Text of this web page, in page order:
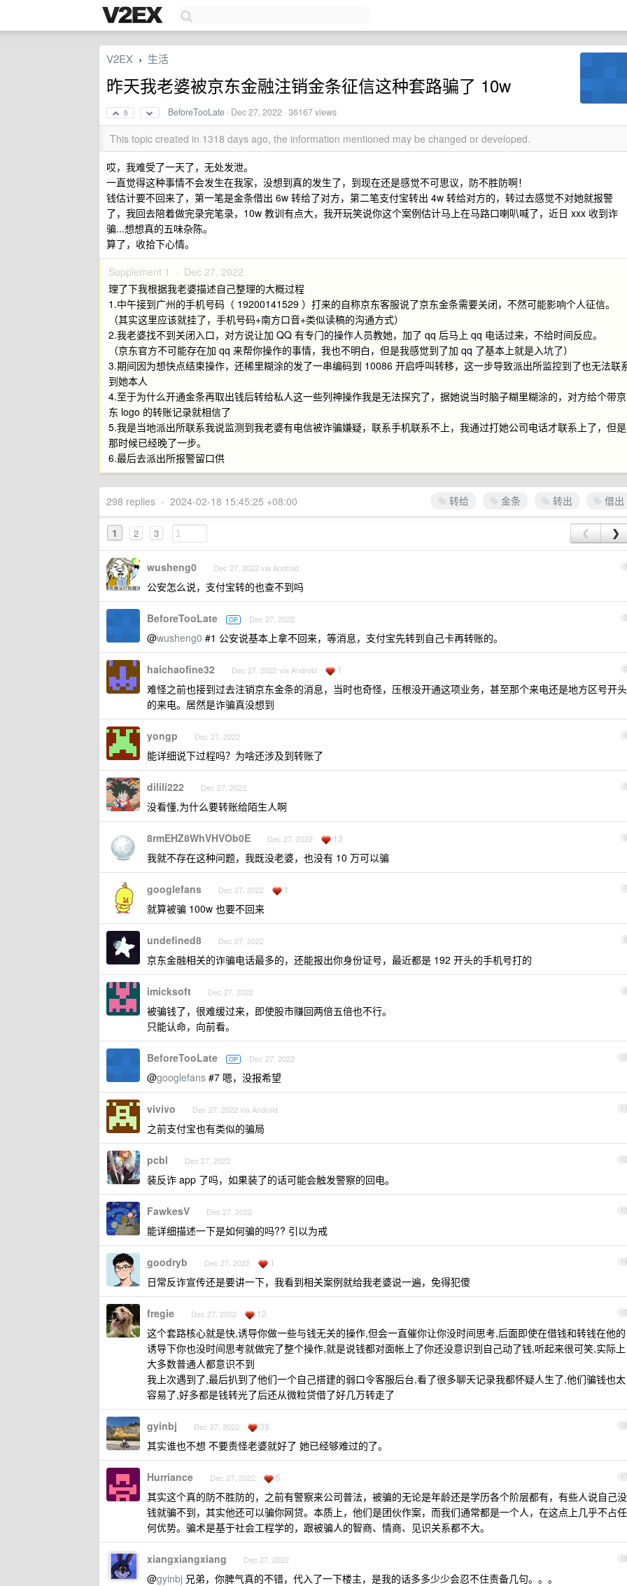
V2EX › 生活
昨天我老婆被京东金融注销金条征信这种套路骗了 10w
5 BeforeTooLate · Dec 27, 2022 · 36167 views
This topic created in 1318 days ago, the information mentioned may be changed or developed.
哎，我难受了一天了，无处发泄。
一直觉得这种事情不会发生在我家，没想到真的发生了，到现在还是感觉不可思议，防不胜防啊！
钱估计要不回来了，第一笔是金条借出 6w 转给了对方，第二笔支付宝转出 4w 转给对方的，转过去感觉不对她就报警
了，我回去陪着做完录完笔录，10w 教训有点大，我开玩笑说你这个案例估计马上在马路口喇叭喊了，近日 xxx 收到诈
骗...想想真的五味杂陈。
算了，收拾下心情。
Supplement 1 · Dec 27, 2022
理了下我根据我老婆描述自己整理的大概过程
1.中午接到广州的手机号码（ 19200141529 ）打来的自称京东客服说了京东金条需要关闭，不然可能影响个人征信。
（其实这里应该就挂了，手机号码+南方口音+类似读稿的沟通方式）
2.我老婆找不到关闭入口，对方说让加 QQ 有专门的操作人员教她，加了 qq 后马上 qq 电话过来，不给时间反应。
（京东官方不可能存在加 qq 来帮你操作的事情，我也不明白，但是我感觉到了加 qq 了基本上就是入坑了）
3.期间因为想快点结束操作，还稀里糊涂的发了一串编码到 10086 开启呼叫转移，这一步导致派出所监控到了也无法联
到她本人
4.至于为什么开通金条再取出钱后转给私人这一些列神操作我是无法探究了，据她说当时脑子糊里糊涂的，对方给个带京
东 logo 的转账记录就相信了
5.我是当地派出所联系我说监测到我老婆有电信被诈骗嫌疑，联系手机联系不上，我通过打她公司电话才联系上了，但是
那时候已经晚了一步。
6.最后去派出所报警留口供
转给 金条 转出 借出
298 replies • 2024-02-18 15:45:25 +08:00
1 2 3 ❮ ❯
1
wusheng0 Dec 27, 2022 via Android
公安怎么说，支付宝转的也查不到吗
2
BeforeTooLate OP Dec 27, 2022
@wusheng0 #1 公安说基本上拿不回来，等消息，支付宝先转到自己卡再转账的。
3
haichaofine32 Dec 27, 2022 via Android 1
难怪之前也接到过去注销京东金条的消息，当时也奇怪，压根没开通这项业务，甚至那个来电还是地方区号开头
的来电。居然是诈骗真没想到
4
yongp Dec 27, 2022
能详细说下过程吗？为啥还涉及到转账了
5
dilili222 Dec 27, 2022
没看懂,为什么要转账给陌生人啊
6
8rmEHZ8WhVHVOb0E Dec 27, 2022 13
我就不存在这种问题，我既没老婆，也没有 10 万可以骗
7
googlefans Dec 27, 2022 1
就算被骗 100w 也要不回来
8
undefined8 Dec 27, 2022
京东金融相关的诈骗电话最多的，还能报出你身份证号，最近都是 192 开头的手机号打的
9
imicksoft Dec 27, 2022
被骗钱了，很难缓过来，即使股市赚回两倍五倍也不行。
只能认命，向前看。
10
BeforeTooLate OP Dec 27, 2022
@googlefans #7 嗯，没报希望
11
vivivo Dec 27, 2022 via Android
之前支付宝也有类似的骗局
12
pcbl Dec 27, 2022
装反诈 app 了吗，如果装了的话可能会触发警察的回电。
13
FawkesV Dec 27, 2022
能详细描述一下是如何骗的吗?? 引以为戒
14
goodryb Dec 27, 2022 1
日常反诈宣传还是要讲一下，我看到相关案例就给我老婆说一遍，免得犯傻
15
fregie Dec 27, 2022 12
这个套路核心就是快,诱导你做一些与钱无关的操作,但会一直催你让你没时间思考,后面即使在借钱和转钱在他的
诱导下你也没时间思考就做完了整个操作,就是说钱都对面帐上了你还没意识到自己动了钱,听起来很可笑,实际上
大多数普通人都意识不到
我上次遇到了,最后扒到了他们一个自己搭建的弱口令客服后台,看了很多聊天记录我都怀疑人生了,他们骗钱也太
容易了,好多都是钱转光了后还从微粒贷借了好几万转走了
16
gyinbj Dec 27, 2022 38
其实谁也不想 不要责怪老婆就好了 她已经够难过的了。
17
Hurriance Dec 27, 2022 5
其实这个真的防不胜防的，之前有警察来公司普法，被骗的无论是年龄还是学历各个阶层都有，有些人说自己没
钱就骗不到，其实他还可以骗你网贷。本质上，他们是团伙作案，而我们通常都是一个人，在这点上几乎不占任
何优势。骗术是基于社会工程学的，跟被骗人的智商、情商、见识关系都不大。
18
xiangxiangxiang Dec 27, 2022
@gyinbj 兄弟，你脾气真的不错，代入了一下楼主，是我的话多多少少会忍不住责备几句。。。